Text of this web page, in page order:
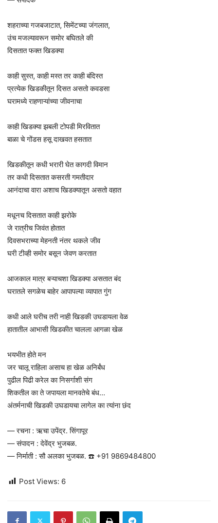
शहराच्या गजबजाटात, सिमेंटच्या जंगलात,
उंच मजल्यावरून समोर बघितले की
दिसतात फक्त खिडक्या
काही सुस्त, काही मस्त तर काही बंदिस्त
प्रत्येक खिडकीतून दिसत असतो कवडसा
घरामध्ये राहणाऱ्यांच्या जीवनाचा
काही खिडक्या झबली टोपडी मिरवितात
बाळा चे गोंडस हसू दाखवत हसतात
खिडकीतून कधी भरारी घेत कागदी विमान
तर कधी दिसतात कसरती गमतीदार
आनंदाचा वारा अशाच खिडक्यातून असतो वहात
मधूनच दिसतात काही झरोके
जे रात्रीच जिवंत होतात
दिवसभराच्या मेहनती नंतर थकले जीव
घरी टीव्ही समोर बसून जेवण करतात
आजकाल मात्र बऱ्याचशा खिडक्या असतात बंद
घरातले सगळेच बाहेर आपापल्या व्यापात गुंग
कधी आले घरीच तरी नाही खिडकी उघडायला वेळ
हातातील आभासी खिडकीत चालला आगळा खेळ
भयभीत होते मन
जर चालू राहिला असाच हा खेळ अनिर्बंध
पुढील पिढी करेल का निसर्गाशी संग
शिकतील का ते जपायला मानवतेचे बंध…
अंतर्मनाची खिडकी उघडायचा लागेल का त्यांना छंद
— रचना : ऋचा उपेंद्र. सिंगापूर
— संपादन : देवेंद्र भुजबळ.
— निर्माती : सौ अलका भुजबळ. ☎️ +91 9869484800
Post Views: 6